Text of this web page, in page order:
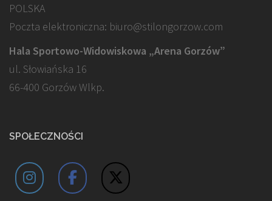
POLSKA
Poczta elektroniczna: biuro@stilongorzow.com
Hala Sportowo-Widowiskowa „Arena Gorzów”
ul. Słowiańska 16
66-400 Gorzów Wlkp.
SPOŁECZNOŚCI